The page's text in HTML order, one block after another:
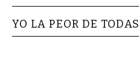
YO LA PEOR DE TODAS